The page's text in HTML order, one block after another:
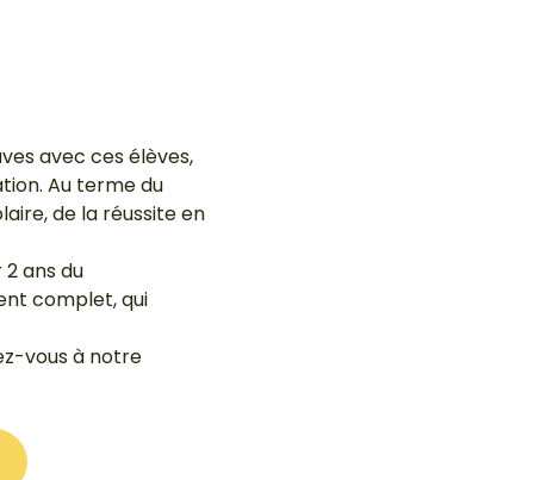
avec ces élèves,
Au terme du
de la réussite en
ans du
complet, qui
vous à notre